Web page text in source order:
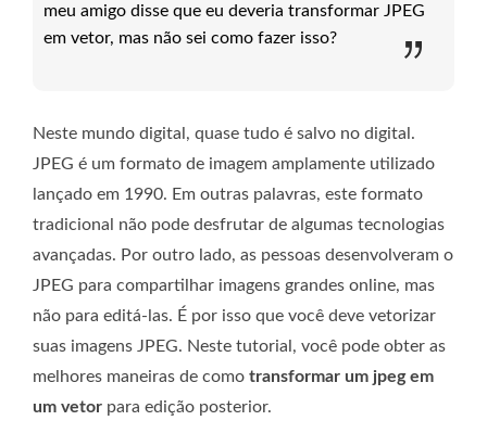
meu amigo disse que eu deveria transformar JPEG
em vetor, mas não sei como fazer isso?
Neste mundo digital, quase tudo é salvo no digital.
JPEG é um formato de imagem amplamente utilizado
lançado em 1990. Em outras palavras, este formato
tradicional não pode desfrutar de algumas tecnologias
avançadas. Por outro lado, as pessoas desenvolveram o
JPEG para compartilhar imagens grandes online, mas
não para editá-las. É por isso que você deve vetorizar
suas imagens JPEG. Neste tutorial, você pode obter as
melhores maneiras de como transformar um jpeg em
um vetor para edição posterior.